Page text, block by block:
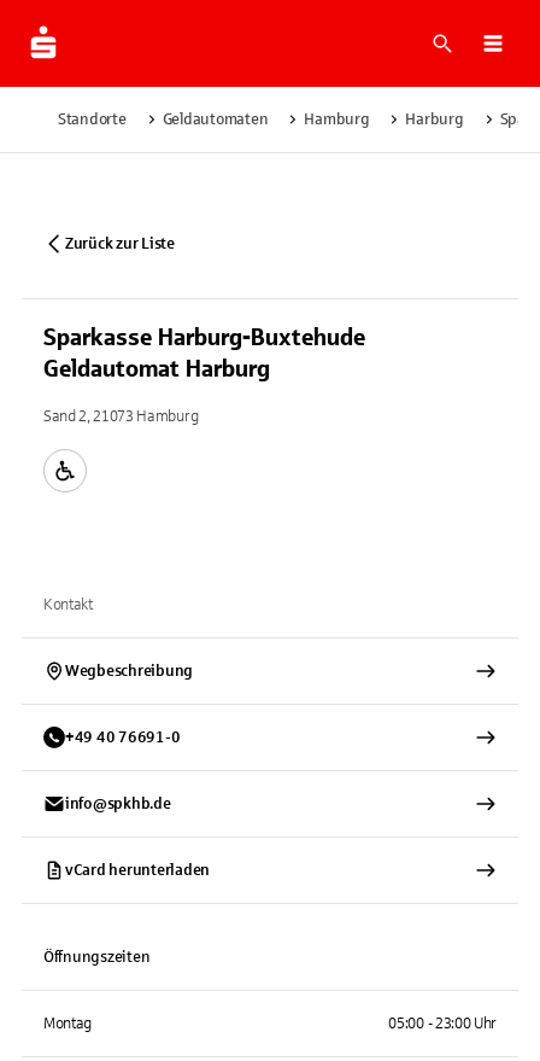
Suche
Standorte Geldautomaten Hamburg Harburg
Zurück zur Liste
Sparkasse Harburg-Buxtehude
Geldautomat Harburg
Sand 2, 21073 Hamburg
Kontakt
Wegbeschreibung
+49 40 76691-0
info@spkhb.de
vCard herunterladen
Öffnungszeiten
Montag 05:00 - 23:00 Uhr